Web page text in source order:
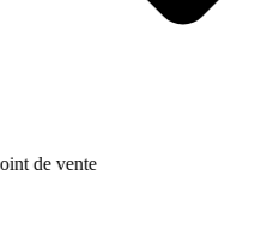
de vente